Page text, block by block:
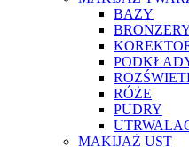
BAZY
RÓŻE
PUDRY
MAKIJAŻ UST